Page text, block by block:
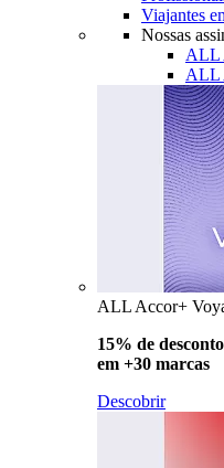
Viajantes
Nossas
ALL
ALL
ALL Accor+
15% de desconto
em +30 marcas
Descobrir